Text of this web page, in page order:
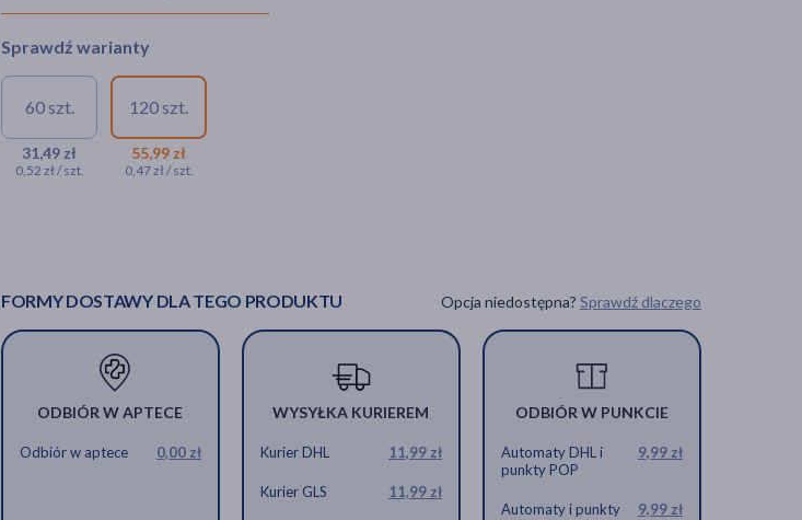
Sprawdź warianty
60 szt.
31,49 zł
0,52 zł / szt.
120 szt.
55,99 zł
0,47 zł / szt.
FORMY DOSTAWY DLA TEGO PRODUKTU Opcja niedostępna? Sprawdź dlaczego
ODBIÓR W APTECE
Odbiór w aptece 0,00 zł
WYSYŁKA KURIEREM
Kurier DHL 11,99 zł
Kurier GLS 11,99 zł
ODBIÓR W PUNKCIE
Automaty DHL i
punkty POP
9,99 zł
Automaty i punkty
9,99 zł